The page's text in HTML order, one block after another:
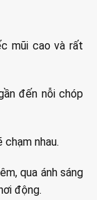
mũi cao và rất
đến nỗi chóp
nhau.
qua ánh sáng
động.